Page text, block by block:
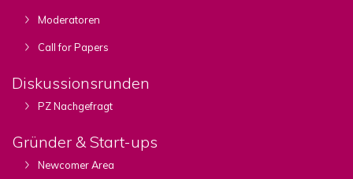
Moderatoren
Call for Papers
Diskussionsrunden
PZ Nachgefragt
Gründer & Start-ups
Newcomer Area